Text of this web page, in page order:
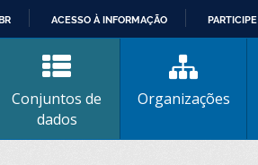
ACESSO À INFORMAÇÃO PARTICIPE
Conjuntos de
dados
Organizações